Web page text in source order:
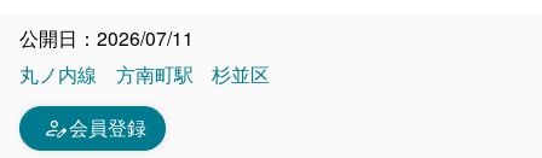
公開日：2026/07/11
丸ノ内線
方南町駅 杉並区
person_edit会員登録